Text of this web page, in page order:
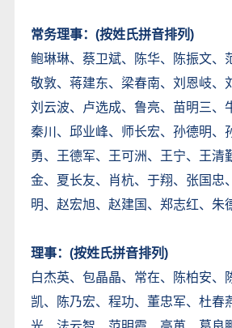
常务理事：(按姓氏拼音排列)
鲍琳琳、蔡卫斌、陈华、陈振文、
敬敦、蒋建东、梁春南、刘恩岐、
刘云波、卢选成、鲁亮、苗明三、
秦川、邱业峰、师长宏、孙德明、
勇、王德军、王可洲、王宁、王清
金、夏长友、肖杭、于翔、张国忠
明、赵宏旭、赵建国、郑志红、朱
理事：(按姓氏拼音排列)
白杰英、包晶晶、常在、陈柏安、
凯、陈乃宏、程功、董忠军、杜春